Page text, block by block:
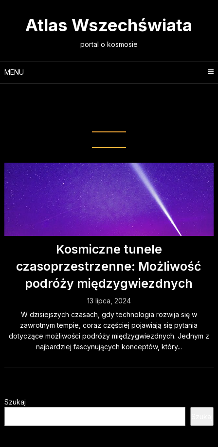
Atlas Wszechświata
portal o kosmosie
MENU
Kosmiczne tunele
czasoprzestrzenne: Możliwość
podróży międzygwiezdnych
13 lipca, 2024
W dzisiejszych czasach, gdy technologia rozwija się w
zawrotnym tempie, coraz częściej pojawiają się pytania
dotyczące możliwości podróży międzygwiezdnych. Jednym z
najbardziej fascynujących konceptów, który...
Szukaj